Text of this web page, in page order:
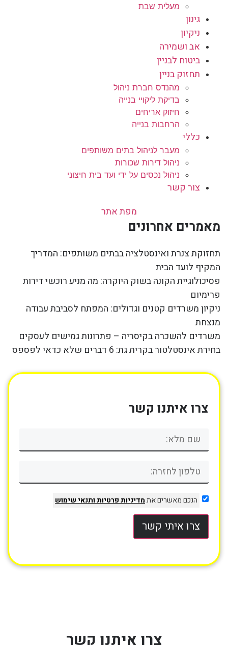
מעלית שבת
גינון
ניקיון
אב ושמירה
ביטוח לבניין
תחזוק בניין
מהנדס חברת ניהול
בדיקת ליקויי בנייה
חיזוק אריחים
הרחבות בנייה
כללי
מעבר לניהול בתים משותפים
ניהול דירות שכורות
ניהול נכסים על ידי ועד בית חיצוני
צור קשר
מפת אתר
מאמרים אחרונים
תחזוקת צנרת ואינסטלציה בבתים משותפים: המדריך
המקיף לועד הבית
פסיכולוגיית הקונה בשוק היוקרה: מה מניע רוכשי דירות
פרימיום
ניקיון משרדים קטנים וגדולים: המפתח לסביבת עבודה
מנצחת
משרדים להשכרה בקיסריה – פתרונות גמישים לעסקים
בחירת אינסטלטור בקרית גת: 6 דברים שלא כדאי לפספס
צרו איתנו קשר
הנכם מאשרים אתמדיניות פרטיותותנאי שימוש
צרו איתי קשר
צרו איתנו קשר